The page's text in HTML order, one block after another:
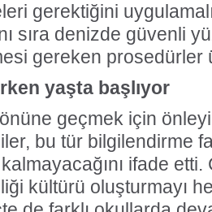
gerektiğini
sıra denizde güvenli
gereken prosedürler
yaşta başlıyor
önüne geçmek için
bu tür bilgilendirme
kalmayacağını ifade
kültürü oluşturmayı